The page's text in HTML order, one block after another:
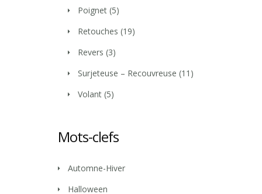
Poignet (5)
Retouches (19)
Revers (3)
Surjeteuse – Recouvreuse (11)
Volant (5)
Mots-clefs
Automne-Hiver
Halloween